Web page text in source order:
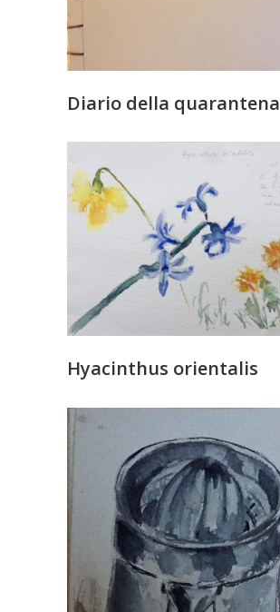
Diario della quarantena
Hyacinthus orientalis